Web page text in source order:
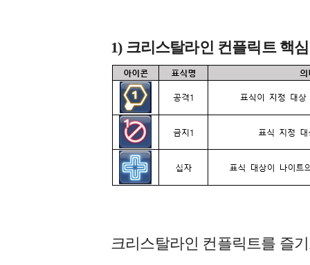
1) 크리스탈라인 컨플릭트 핵심
크리스탈라인 컨플릭트를 즐